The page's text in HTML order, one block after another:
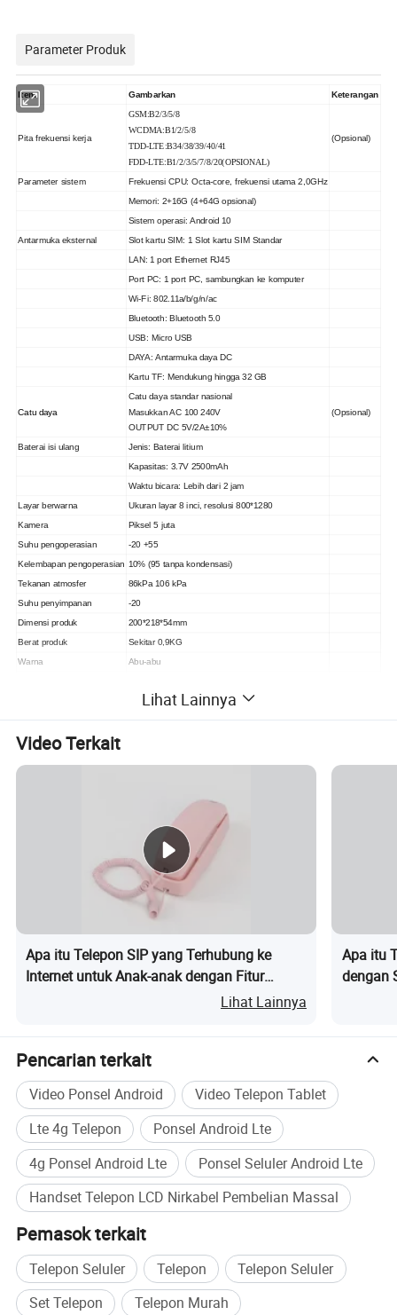
Parameter Produk
Item Gambarkan Keterangan
Pita frekuensi kerja
GSM:B2/3/5/8
WCDMA:B1/2/5/8
TDD-LTE:B34/38/39/40/41
FDD-LTE:B1/2/3/5/7/8/20(OPSIONAL)
(Opsional)
Parameter sistem Frekuensi CPU: Octa-core, frekuensi utama 2,0GHz
Memori: 2+16G (4+64G opsional)
Sistem operasi: Android 10
Antarmuka eksternal Slot kartu SIM: 1 Slot kartu SIM Standar
LAN: 1 port Ethernet RJ45
Port PC: 1 port PC, sambungkan ke komputer
Wi-Fi: 802.11a/b/g/n/ac
Bluetooth: Bluetooth 5.0
USB: Micro USB
DAYA: Antarmuka daya DC
Kartu TF: Mendukung hingga 32 GB
Catu daya
Catu daya standar nasional
Masukkan AC 100 240V
OUTPUT DC 5V/2A±10%
(Opsional)
Baterai isi ulang Jenis: Baterai litium
Kapasitas: 3.7V 2500mAh
Waktu bicara: Lebih dari 2 jam
Layar berwarna Ukuran layar 8 inci, resolusi 800*1280
Kamera
Piksel 5 juta
Suhu pengoperasian
-20 +55
Kelembapan pengoperasian 10% (95 tanpa kondensasi)
Tekanan atmosfer 86kPa 106 kPa
Suhu penyimpanan -20
Dimensi produk 200*218*54mm
Berat produk Sekitar 0,9KG
Warna Abu-abu
Lihat Lainnya
Video Terkait
Apa itu Telepon SIP yang Terhubung ke
Internet untuk Anak-anak dengan Fitur
Lihat Lainnya
Apa itu
dengan
Pencarian terkait
Video Ponsel Android
Video Telepon Tablet
Lte 4g Telepon
Ponsel Android Lte
4g Ponsel Android Lte
Ponsel Seluler Android Lte
Handset Telepon LCD Nirkabel Pembelian Massal
Pemasok terkait
Telepon Seluler Telepon
Telepon Seluler
Set Telepon
Telepon Murah